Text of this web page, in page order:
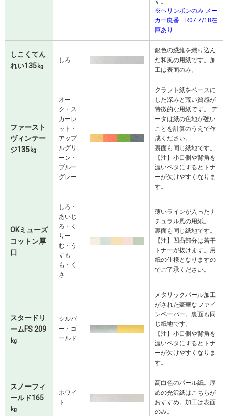
※ヘリンボンのみ メー
カー廃番 R07.7/18在
庫あり
しこくてん
れい135㎏
しろ
銀色の繊維を織り込ん
だ和風の用紙です。加
工は表面のみ。
ファースト
ヴィンテー
ジ135㎏
オー
ク・ス
カーレ
ット・
アップ
ルグリ
ーン・
ブルー
グレー
クラフト紙をベースに
した深みと荒い質感が
特徴的な用紙です。 デ
ータは紙の色地が強い
ことを計算のうえで作
成ください。
裏面も同じ紙地です。
【注】小口側や背角を
濃いベタにするとトナ
ーが欠けやすくなりま
す。
OKミューズ
コットン厚
口
しろ・
あいじ
ろ・く
りー
む・う
すも
も・く
さ
薄いラインが入ったナ
チュラル風の用紙。
裏面も同じ紙地です。
【注】凹凸部分は若干
トナーが抜けます。用
紙の仕様となりますの
でご了承ください。
スタードリ
ームFS 209
㎏
シルバ
ー・ゴ
ールド
メタリックパール加工
がされた豪華なファイ
ンペーパー。裏面も同
じ紙地です。
【注】小口側や背角を
濃いベタにするとトナ
ーが欠けやすくなりま
す。
スノーフィ
ールド165
㎏
ホワイ
ト
高白色のパール紙。厚
めの光沢紙はこちらが
おすすめ。加工は表面
のみ。